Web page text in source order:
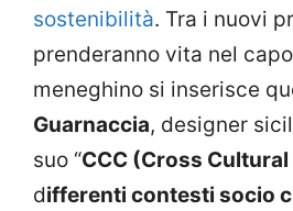
sostenibilità. Tra i nuovi
prenderanno vita nel
meneghino si inserisce
Guarnaccia, designer
suo “CCC (Cross
differenti contesti socio